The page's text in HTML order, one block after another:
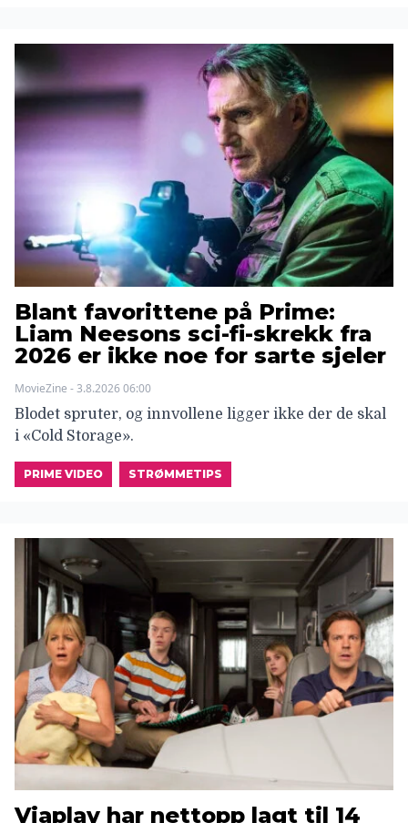
Blant favorittene på Prime:
Liam Neesons sci-fi-skrekk fra
2026 er ikke noe for sarte sjeler
MovieZine - 3.8.2026 06:00
Blodet spruter, og innvollene ligger ikke der de skal
i «Cold Storage».
PRIME VIDEO STRØMMETIPS
Viaplay har nettopp lagt til 14